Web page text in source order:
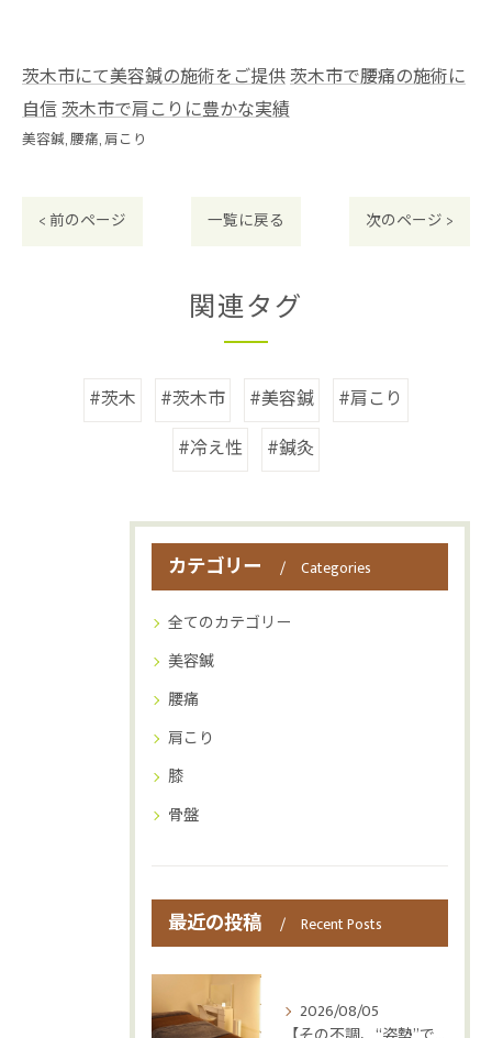
茨木市にて美容鍼の施術をご提供茨木市で腰痛の施術に
自信茨木市で肩こりに豊かな実績
美容鍼 腰痛 肩こり
< 前のページ 一覧に戻る 次のページ >
関連タグ
#茨木 #茨木市 #美容鍼
#肩こり
#冷え性
#鍼灸
カテゴリー Categories
全てのカテゴリー
美容鍼
腰痛
肩こり
膝
骨盤
最近の投稿 Recent Posts
2026/08/05